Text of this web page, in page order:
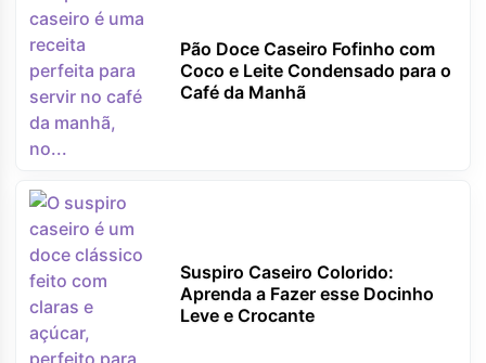
Pão Doce Caseiro Fofinho com
Coco e Leite Condensado para o
Café da Manhã
Suspiro Caseiro Colorido:
Aprenda a Fazer esse Docinho
Leve e Crocante